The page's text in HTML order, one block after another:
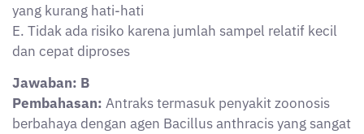
yang kurang hati-hati
E. Tidak ada risiko karena jumlah sampel relatif kecil
dan cepat diproses
Jawaban: B
Pembahasan: Antraks termasuk penyakit zoonosis
berbahaya dengan agen Bacillus anthracis yang sangat